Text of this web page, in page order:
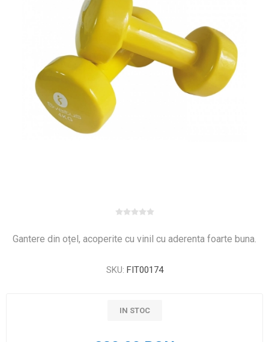
Gantere din oțel, acoperite cu vinil cu aderenta foarte buna.
SKU: FIT00174
IN STOC